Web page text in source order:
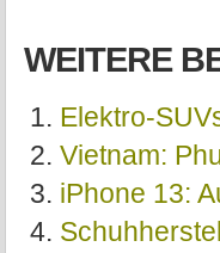
WEITERE
Elektro-
Vietnam:
iPhone 13: